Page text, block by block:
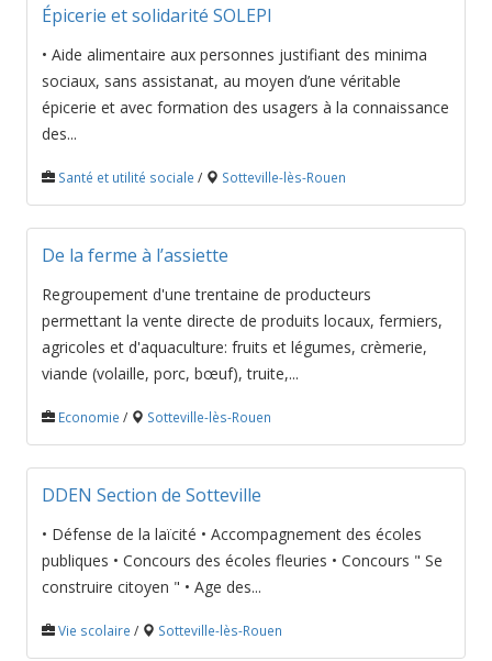
Épicerie et solidarité SOLEPI
• Aide alimentaire aux personnes justifiant des minima
sociaux, sans assistanat, au moyen d’une véritable
épicerie et avec formation des usagers à la connaissance
des...
Santé et utilité sociale / Sotteville-lès-Rouen
De la ferme à l’assiette
Regroupement d'une trentaine de producteurs
permettant la vente directe de produits locaux, fermiers,
agricoles et d'aquaculture: fruits et légumes, crèmerie,
viande (volaille, porc, bœuf), truite,...
Economie / Sotteville-lès-Rouen
DDEN Section de Sotteville
• Défense de la laïcité • Accompagnement des écoles
publiques • Concours des écoles fleuries • Concours " Se
construire citoyen " • Age des...
Vie scolaire / Sotteville-lès-Rouen